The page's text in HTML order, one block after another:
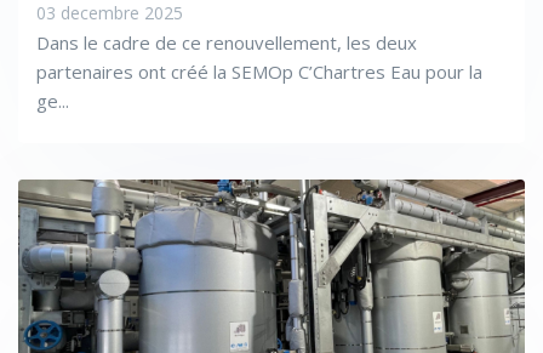
03 decembre 2025
Dans le cadre de ce renouvellement, les deux
partenaires ont créé la SEMOp C’Chartres Eau pour la
ge...